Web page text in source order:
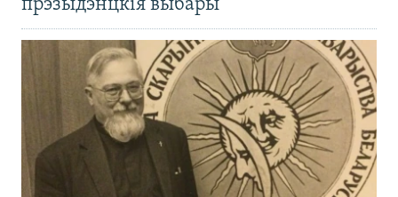
прэзыдэнцкія выбары